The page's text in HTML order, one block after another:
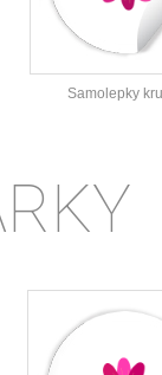
Samolepky